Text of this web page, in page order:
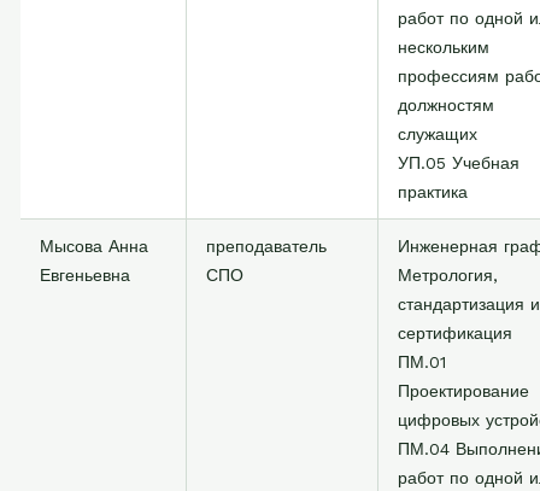
работ по одной
нескольким
профессиям
должностям
служащих
УП.05 Учебная
практика
Мысова Анна
Евгеньевна
преподаватель
СПО
Инженерная
Метрология,
стандартизация и
сертификация
ПМ.01
Проектирование
цифровых
ПМ.04
работ по одной